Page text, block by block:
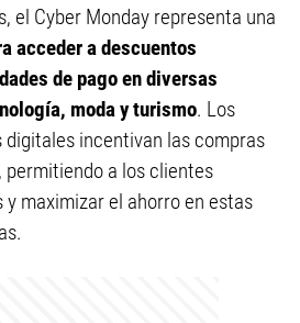
el Cyber Monday representa una
acceder a descuentos
de pago en diversas
moda y turismo. Los
digitales incentivan las compras
permitiendo a los clientes
maximizar el ahorro en estas